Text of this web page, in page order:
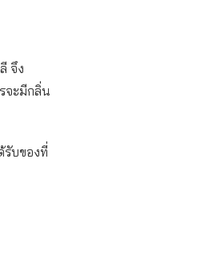
จึง
จะมีกลิ่น
รับของที่